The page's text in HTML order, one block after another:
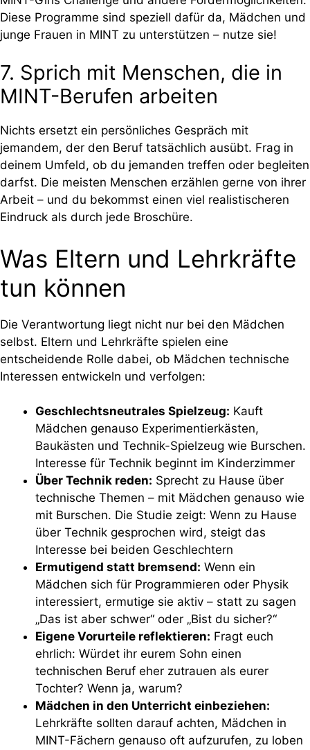
Diese Programme sind speziell dafür da, Mädchen und
junge Frauen in MINT zu unterstützen – nutze sie!
7. Sprich mit Menschen, die in
MINT-Berufen arbeiten
Nichts ersetzt ein persönliches Gespräch mit
jemandem, der den Beruf tatsächlich ausübt. Frag in
deinem Umfeld, ob du jemanden treffen oder begleiten
darfst. Die meisten Menschen erzählen gerne von ihrer
Arbeit – und du bekommst einen viel realistischeren
Eindruck als durch jede Broschüre.
Was Eltern und Lehrkräfte
tun können
Die Verantwortung liegt nicht nur bei den Mädchen
selbst. Eltern und Lehrkräfte spielen eine
entscheidende Rolle dabei, ob Mädchen technische
Interessen entwickeln und verfolgen:
Geschlechtsneutrales Spielzeug: Kauft
Mädchen genauso Experimentierkästen,
Baukästen und Technik-Spielzeug wie Burschen.
Interesse für Technik beginnt im Kinderzimmer
Über Technik reden: Sprecht zu Hause über
technische Themen – mit Mädchen genauso wie
mit Burschen. Die Studie zeigt: Wenn zu Hause
über Technik gesprochen wird, steigt das
Interesse bei beiden Geschlechtern
Ermutigend statt bremsend: Wenn ein
Mädchen sich für Programmieren oder Physik
interessiert, ermutige sie aktiv – statt zu sagen
„Das ist aber schwer“ oder „Bist du sicher?“
Eigene Vorurteile reflektieren: Fragt euch
ehrlich: Würdet ihr eurem Sohn einen
technischen Beruf eher zutrauen als eurer
Tochter? Wenn ja, warum?
Mädchen in den Unterricht einbeziehen:
Lehrkräfte sollten darauf achten, Mädchen in
MINT-Fächern genauso oft aufzurufen, zu loben